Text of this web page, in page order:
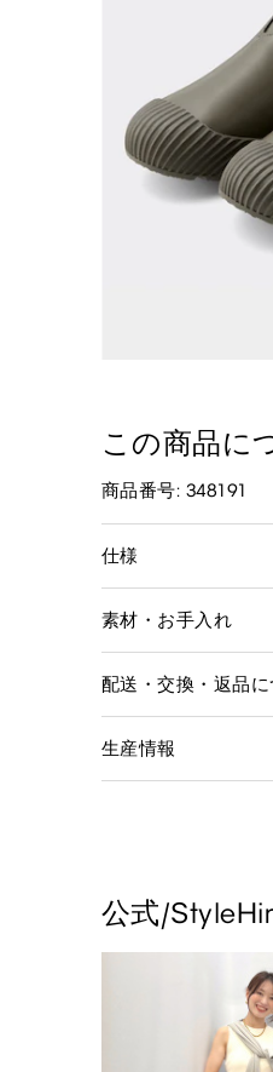
この商品に
商品番号: 348191
仕様
素材・お手入れ
配送・交換・返品に
生産情報
公式/